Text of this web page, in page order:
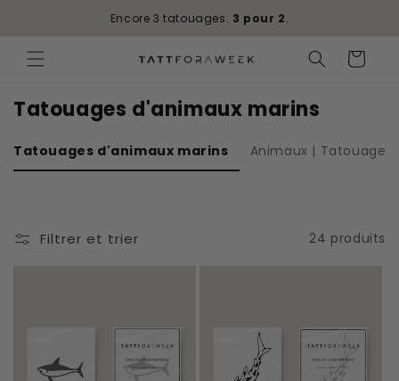
Encore 3 tatouages. 3 pour 2.
Panier
Tatouages d'animaux marins
Tatouages d'animaux marins Animaux |
Filtrer et trier 24 produits